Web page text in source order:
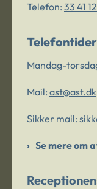
Telefon: 33 41
Telefontider
Mandag-
Mail: ast@ast.dk
Sikker mail:
Se mere om